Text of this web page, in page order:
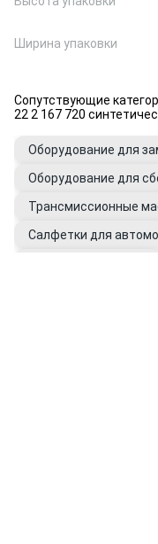
Ширина упаковки
Сопутствующие
22 2 167 720
Оборудование для
Оборудование для
Трансмиссионные
Салфетки для